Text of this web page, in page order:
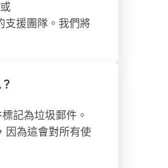
支援團隊。我們將
記為垃圾郵件。
因為這會對所有使